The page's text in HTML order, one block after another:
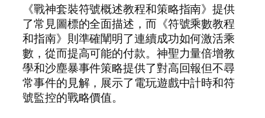
《戰神套裝符號概述教程和策略指南》提供
了常見圖標的全面描述，而《符號乘數教程
和指南》則準確闡明了連續成功如何激活乘
數，從而提高可能的付款。神聖力量倍增教
學和沙塵暴事件策略提供了對高回報但不尋
常事件的見解，展示了電玩遊戲中計時和符
號監控的戰略價值。